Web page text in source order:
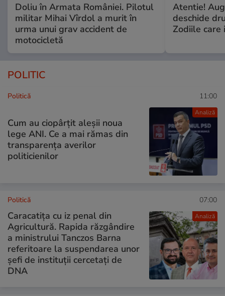
Doliu în Armata României. Pilotul
militar Mihai Vîrdol a murit în
urma unui grav accident de
motocicletă
Atentie!
deschide
Zodiile care
POLITIC
Analiză
Politică 11:00
Cum au ciopârțit aleșii noua
lege ANI. Ce a mai rămas din
transparența averilor
politicienilor
Analiză
Politică 07:00
Caracatița cu iz penal din
Agricultură. Rapida răzgândire
a ministrului Tanczos Barna
referitoare la suspendarea unor
șefi de instituții cercetați de
DNA